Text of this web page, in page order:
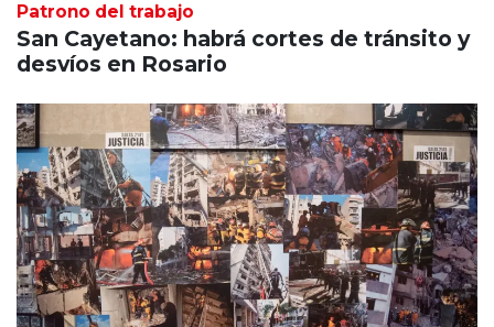
Patrono del trabajo
San Cayetano: habrá cortes de tránsito y
desvíos en Rosario